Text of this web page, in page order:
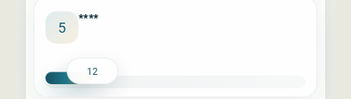
5 ****
12